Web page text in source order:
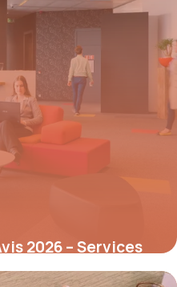
2026 – Services